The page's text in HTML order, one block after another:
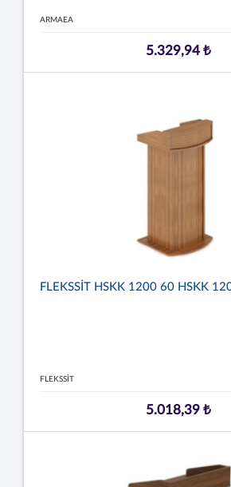
ARMAEA
5.329,94 ₺
FLEKSSİT HSKK 1200 60 HSKK
FLEKSSİT
5.018,39 ₺